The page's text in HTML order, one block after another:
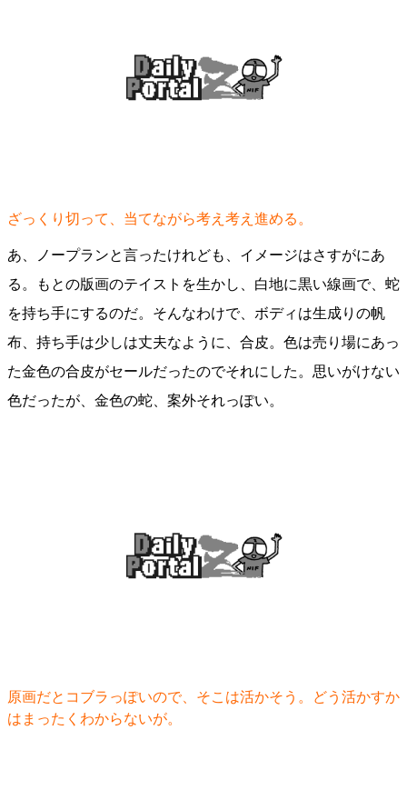
ざっくり切って、当てながら考え考え進める。
あ、ノープランと言ったけれども、イメージはさすがにあ
る。もとの版画のテイストを生かし、白地に黒い線画で、蛇
を持ち手にするのだ。そんなわけで、ボディは生成りの帆
布、持ち手は少しは丈夫なように、合皮。色は売り場にあっ
た金色の合皮がセールだったのでそれにした。思いがけない
色だったが、金色の蛇、案外それっぽい。
原画だとコブラっぽいので、そこは活かそう。どう活かすか
はまったくわからないが。